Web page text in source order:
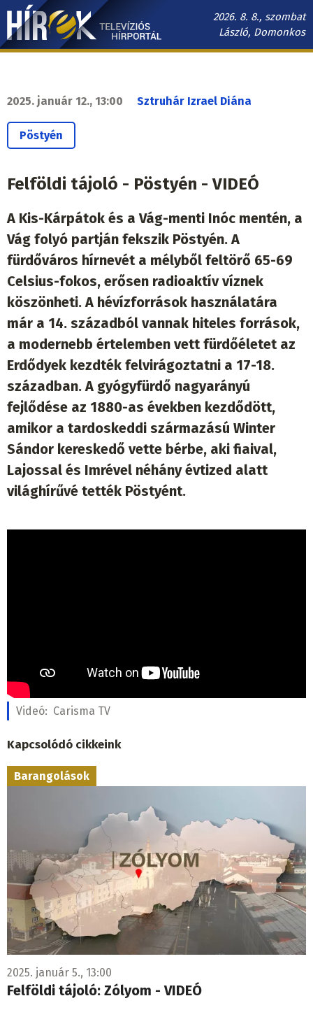
Ugrás
tartalomra
2026. 8. 8., szombat
László, Domonkos
Hírek.sk
navigáció
2025. január 12., 13:00 Sztruhár Izrael Diána
Pöstyén
Felföldi tájoló - Pöstyén - VIDEÓ
A Kis-Kárpátok és a Vág-menti Inóc mentén, a
Vág folyó partján fekszik Pöstyén. A
fürdőváros hírnevét a mélyből feltörő 65-69
Celsius-fokos, erősen radioaktív víznek
köszönheti. A hévízforrások használatára
már a 14. századból vannak hiteles források,
a modernebb értelemben vett fürdőéletet az
Erdődyek kezdték felvirágoztatni a 17-18.
században. A gyógyfürdő nagyarányú
fejlődése az 1880-as években kezdődött,
amikor a tardoskeddi származású Winter
Sándor kereskedő vette bérbe, aki fiaival,
Lajossal és Imrével néhány évtized alatt
világhírűvé tették Pöstyént.
Videó: Carisma TV
Kapcsolódó cikkeink
Barangolások
2025. január 5., 13:00
Felföldi tájoló: Zólyom - VIDEÓ